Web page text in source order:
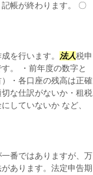
帳が終わります。 〇
を行います。 法人税申
。 ・前年度の数字と
・各口座の残高は正確
な仕訳がないか・租税
していないか など、
番ではありますが、万
あります。法定申告期